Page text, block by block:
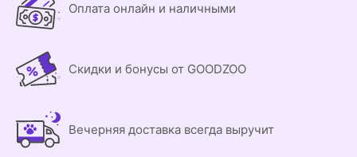
Оплата онлайн и наличными
Скидки и бонусы от GOODZOO
Вечерняя доставка всегда выручит